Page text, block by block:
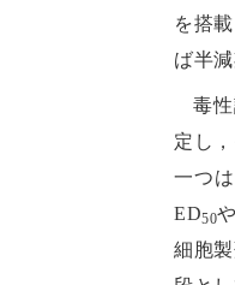
を搭
ば半
毒
定し
一つ
ED50
細胞